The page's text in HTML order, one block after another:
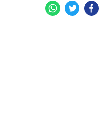
Facebook
Twitter